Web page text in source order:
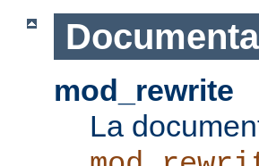
mod_rewrite
La